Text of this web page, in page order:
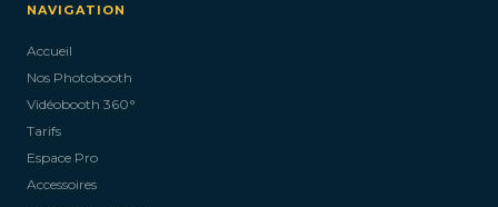
NAVIGATION
Accueil
Nos Photobooth
Vidéobooth 360°
Tarifs
Espace Pro
Accessoires